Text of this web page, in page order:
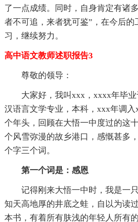
了一点成绩。同时，自身肯定有诸
者不可追，来者犹可鉴”，在今后的
习，继续努力。
高中语文教师述职报告3
尊敬的领导：
大家好，我叫xxx，xxxx年毕
汉语言文学专业，本科，xxx年调
个年头，回顾在大悟一中度过的这
个风雪弥漫的故乡港口，感慨甚多
个字三个词。
第一个词是：感恩
记得刚来大悟一中时，我是一
知天高地厚的井底之蛙，自以为读
本书，有着所有肤浅的年轻人所有